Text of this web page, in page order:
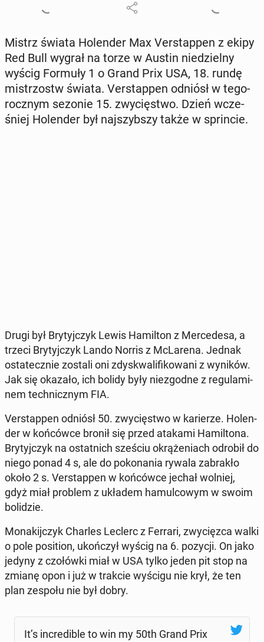
Mistrz świata Ho­len­der Max Ver­stap­pen z ekipy
Red Bull wygrał na torze w Austin nie­dziel­ny
wyścig Formuły 1 o Grand Prix USA, 18. rundę
mi­strzostw świata. Ver­stap­pen odniósł w te­go­
rocz­nym sezonie 15. zwy­cię­stwo. Dzień wcze­
śniej Ho­len­der był naj­szyb­szy także w sprin­cie.
Drugi był Bry­tyj­czyk Lewis Ha­mil­ton z Mer­ce­de­sa, a
trzeci Bry­tyj­czyk Lando Norris z McLa­re­na. Jednak
osta­tecz­nie zostali oni zdys­kwa­li­fi­ko­wa­ni z wyników.
Jak się okazało, ich bolidy były nie­zgod­ne z re­gu­la­mi­
nem tech­nicz­nym FIA.
Ver­stap­pen odniósł 50. zwy­cię­stwo w ka­rie­rze. Ho­len­
der w koń­ców­ce bronił się przed atakami Ha­mil­to­na.
Bry­tyj­czyk na ostat­nich sześciu okrą­że­niach odrobił do
niego ponad 4 s, ale do po­ko­na­nia rywala za­bra­kło
około 2 s. Ver­stap­pen w koń­ców­ce jechał wolniej,
gdyż miał problem z układem ha­mul­co­wym w swoim
bo­li­dzie.
Mo­na­kij­czyk Charles Leclerc z Ferrari, zwy­cięz­ca walki
o pole po­si­tion, ukoń­czył wyścig na 6. pozycji. On jako
jedyny z czo­łów­ki miał w USA tylko jeden pit stop na
zmianę opon i już w trakcie wyścigu nie krył, że ten
plan zespołu nie był dobry.
It’s in­cre­di­ble to win my 50th Grand Prix